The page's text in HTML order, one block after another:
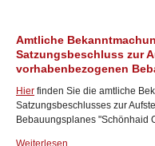
Amtliche
Satzungsbeschluss zur
vorhabenbezogenen
Hier finden Sie die amtliche
Satzungsbeschlusses zur
Bebauungsplanes "Schönhaid
Weiterlesen